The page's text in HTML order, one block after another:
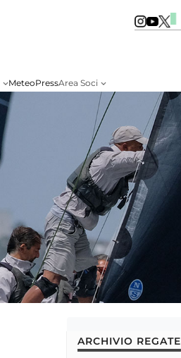
MeteoPressArea Soci
ARCHIVIO REGATE